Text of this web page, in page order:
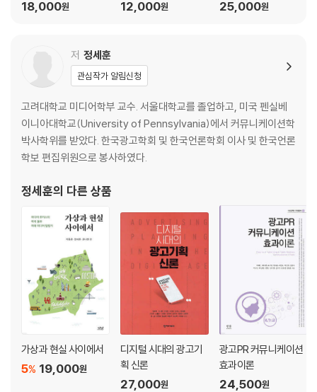
18,000원 12,000원 25,000원
저 정세훈
관심작가 알림신청
고려대학교 미디어학부 교수. 서울대학교를 졸업하고, 미국 펜실베
이니아대학교(University of Pennsylvania)에서 커뮤니케이션학
박사학위를 받았다. 한국광고학회 및 한국언론학회 이사 및 한국언론
학보 편집위원으로 봉사하였다.
정세훈의 다른 상품
가상과 현실 사이에서
19,000원
5%
디지털 시대의 광고기
획 신론
27,000원
광고PR 커뮤니케이션
효과이론
24,500원